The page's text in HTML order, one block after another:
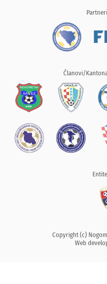
Članovi/
Copyright (c)
Web